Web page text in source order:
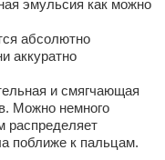
эмульсия как можно
абсолютно
аккуратно
и смягчающая
Можно немного
распределяет
поближе к пальцам.